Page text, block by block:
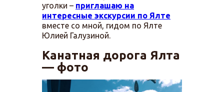
уголки – приглашаю на
интересные экскурсии по Ялте
вместе со мной, гидом по Ялте
Юлией Галузиной.
Канатная дорога Ялта
— фото